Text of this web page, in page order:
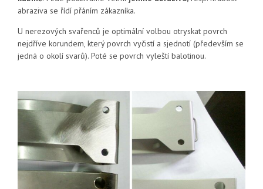
abraziva se řídí přáním zákazníka.
U nerezových svařenců je optimální volbou otryskat povrch
nejdříve korundem, který povrch vyčistí a sjednotí (především se
jedná o okolí svarů). Poté se povrch vyleští balotinou.